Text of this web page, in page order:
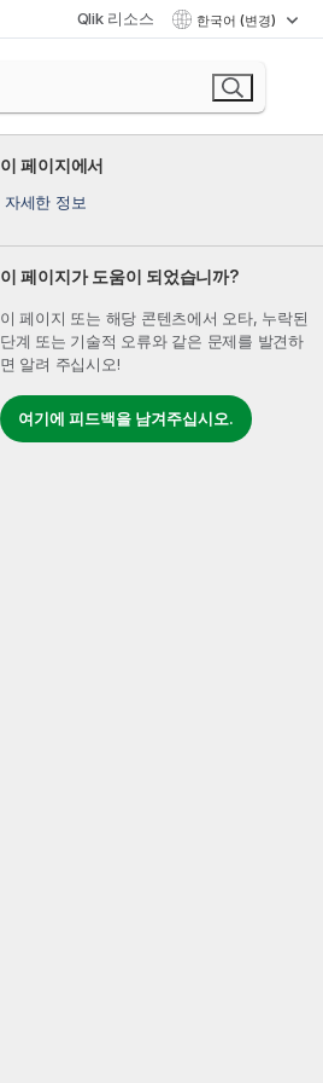
Qlik 리소스 한국어 (변경)
이 페이지에서
자세한 정보
이 페이지가 도움이 되었습니까?
이 페이지 또는 해당 콘텐츠에서 오타, 누락된
단계 또는 기술적 오류와 같은 문제를 발견하
면 알려 주십시오!
여기에 피드백을 남겨주십시오.